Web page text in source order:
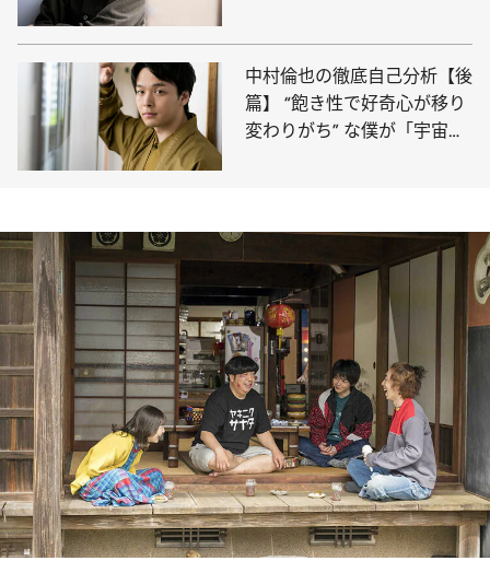
中村倫也の徹底自己分析【後
篇】 “飽き性で好奇心が移り
変わりがち” な僕が「宇宙